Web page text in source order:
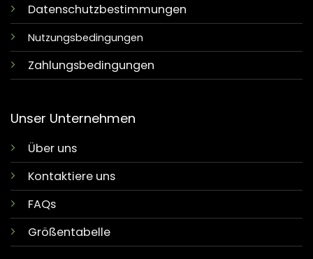
Datenschutzbestimmungen
Nutzungsbedingungen
Zahlungsbedingungen
Unser Unternehmen
Über uns
Kontaktiere uns
FAQs
Größentabelle